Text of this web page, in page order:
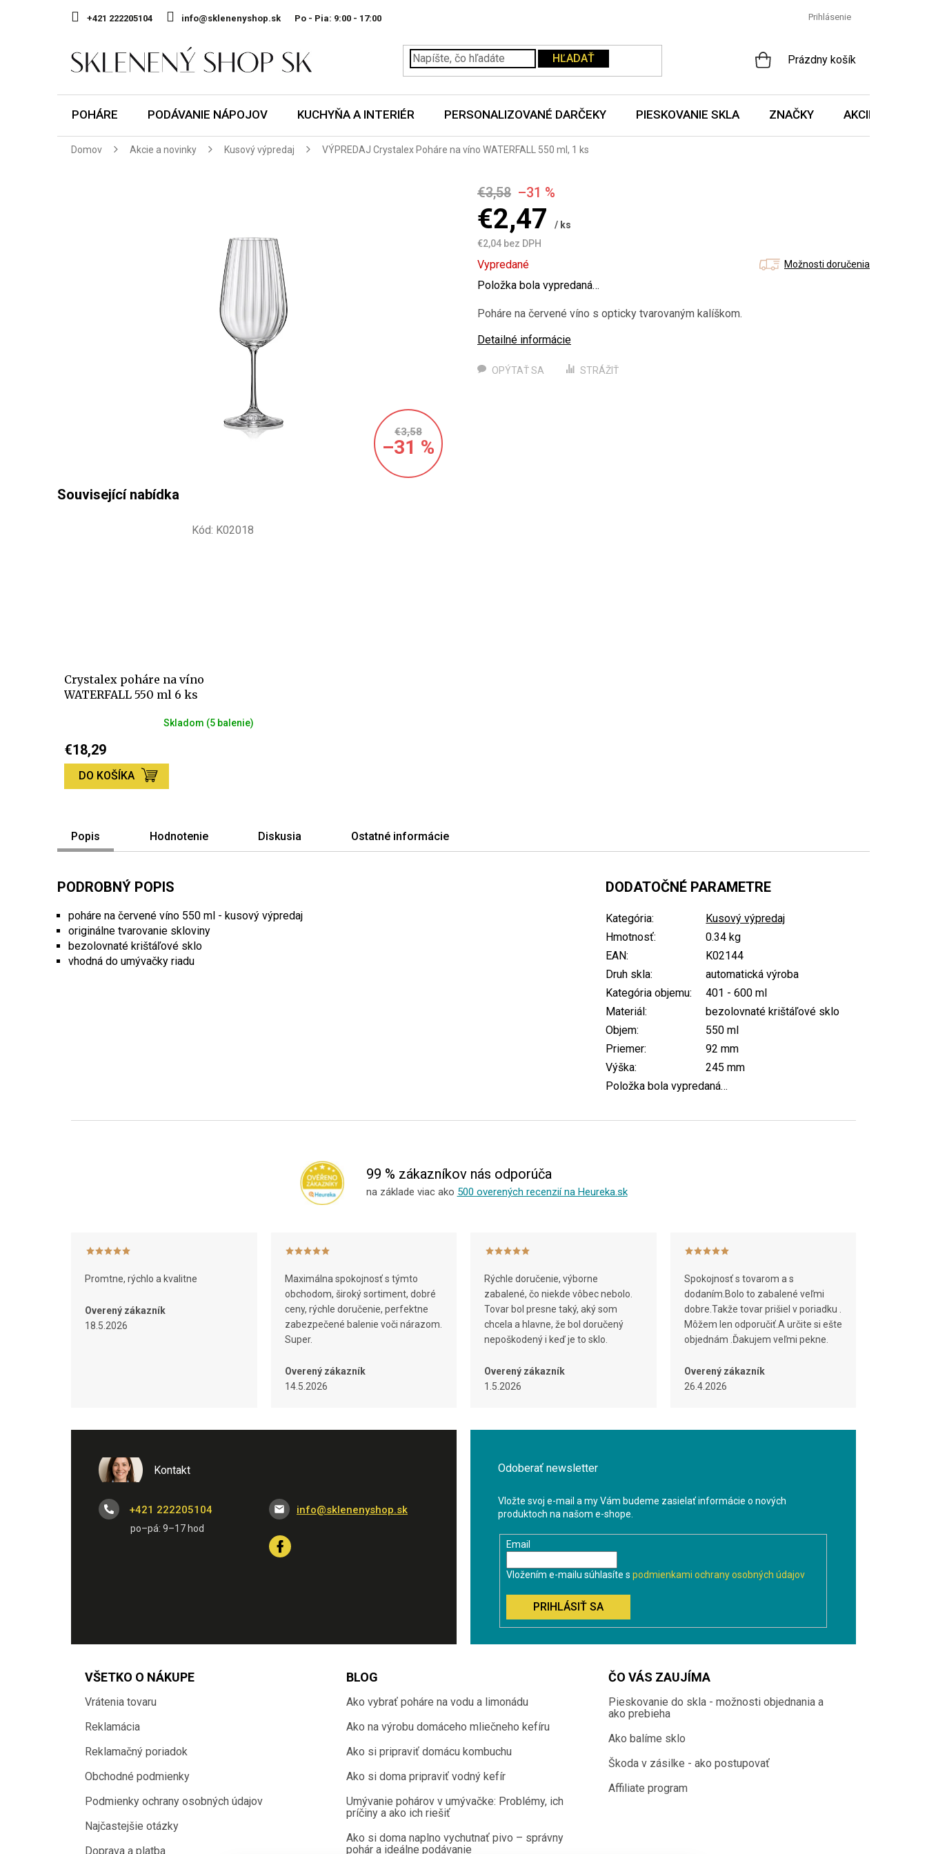
+421 222205104 info@sklenenyshop.sk Po - Pia: Prihlásenie
HĽADAŤ
NÁKUPNÝ
Prázdny košík
POHÁRE PODÁVANIE NÁPOJOV KUCHYŇA A INTERIÉR PERSONALIZOVANÉ DARČEKY PIESKOVANIE SKLA ZNAČKY AKCIE A
Domov Akcie a novinky Kusový výpredaj VÝPREDAJ Crystalex Poháre na víno WATERFALL 550 ml, 1 ks
€3,58
–31 %
€3,58 –31 %
€2,47
/ ks
€2,04 bez DPH
Jednotková
cena:
Vypredané Možnosti doručenia
Položka bola vypredaná…
Poháre na červené víno s opticky tvarovaným kalíškom.
Detailné informácie
OPÝTAŤ SA STRÁŽIŤ
Crystalex poháre na víno
WATERFALL 550 ml 6 ks
Skladom (5 balenie)
€18,29
DO KOŠÍKA
Kód: K02018
Popis Hodnotenie Diskusia Ostatné informácie
PODROBNÝ POPIS
poháre na červené víno 550 ml - kusový výpredaj
originálne tvarovanie skloviny
bezolovnaté krištáľové sklo
vhodná do umývačky riadu
DODATOČNÉ PARAMETRE
Kategória:
Kusový výpredaj
Hmotnosť:
0.34 kg
EAN:
K02144
Druh skla:
automatická výroba
Kategória objemu:
401 - 600 ml
Materiál:
bezolovnaté krištáľové sklo
Objem:
550 ml
Priemer:
92 mm
Výška:
245 mm
Položka bola vypredaná…
99 % zákazníkov nás odporúča
na základe viac ako 500 overených recenzií na Heureka.sk
Promtne, rýchlo a kvalitne
Overený zákazník
18.5.2026
Maximálna spokojnosť s týmto
obchodom, široký sortiment, dobré
ceny, rýchle doručenie, perfektne
zabezpečené balenie voči nárazom.
Super.
Overený zákazník
14.5.2026
Rýchle doručenie, výborne
zabalené, čo niekde vôbec nebolo.
Tovar bol presne taký, aký som
chcela a hlavne, že bol doručený
nepoškodený i keď je to sklo.
Overený zákazník
1.5.2026
Spokojnosť s tovarom a s
dodaním.Bolo to zabalené veľmi
dobre.Takže tovar prišiel v poriadku .
Môžem len odporučiť.A určite si ešte
objednám .Ďakujem veľmi pekne.
Overený zákazník
26.4.2026
Kontakt
info@sklenenyshop.sk
+421 222205104
Odoberať newsletter
Vložte svoj e-mail a my Vám budeme zasielať informácie o nových
produktoch na našom e-shope.
Email
Vložením e-mailu súhlasíte s podmienkami ochrany osobných údajov
PRIHLÁSIŤ SA
VŠETKO O NÁKUPE
Vrátenia tovaru
Reklamácia
Reklamačný poriadok
Obchodné podmienky
Podmienky ochrany osobných údajov
Najčastejšie otázky
Doprava a platba
BLOG
Ako vybrať poháre na vodu a limonádu
Ako na výrobu domáceho mliečneho kefíru
Ako si pripraviť domácu kombuchu
Ako si doma pripraviť vodný kefír
Umývanie pohárov v umývačke: Problémy, ich
príčiny a ako ich riešiť
Ako si doma naplno vychutnať pivo – správny
pohár a ideálne podávanie
ČO VÁS ZAUJÍMA
Pieskovanie do skla - možnosti objednania a
ako prebieha
Ako balíme sklo
Škoda v zásilke - ako postupovať
Affiliate program